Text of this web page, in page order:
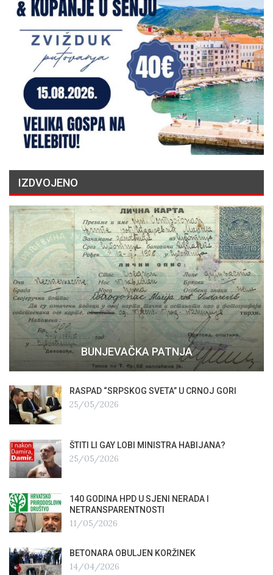
IZDVOJENO
BUNJEVAČKA PATNJA
RASPAD “SRPSKOG SVETA” U CRNOJ GORI
25/05/2026
ŠTITI LI GAY LOBI MINISTRA HABIJANA?
25/05/2026
140 GODINA HPD U SJENI NERADA I
NETRANSPARENTNOSTI
11/05/2026
BETONARA OBULJEN KORŽINEK
14/04/2026